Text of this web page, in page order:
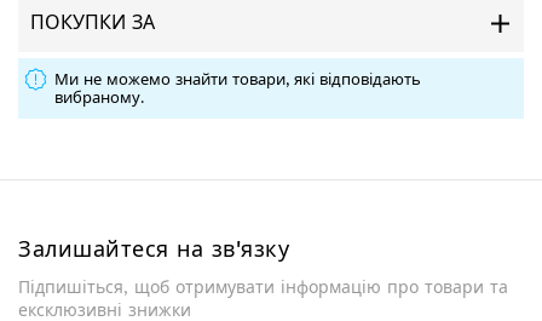
ПОКУПКИ ЗА
Ми не можемо знайти товари, які відповідають
вибраному.
Залишайтеся на зв'язку
Підпишіться, щоб отримувати інформацію про товари та
ексклюзивні знижки